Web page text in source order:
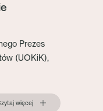
Prezes
(UOKiK),
więcej